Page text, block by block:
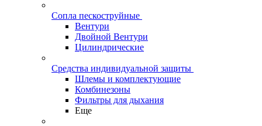
Сопла пескоструйные
Вентури
Двойной Вентури
Цилиндрические
Средства индивидуальной защиты
Шлемы и комплектующие
Комбинезоны
Фильтры для дыхания
Еще